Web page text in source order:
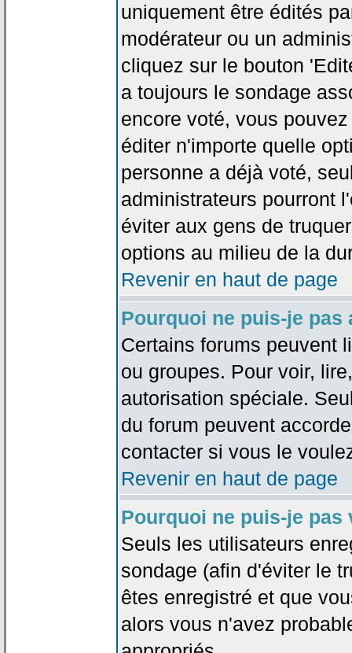
uniquement être édités
modérateur ou un
cliquez sur le bouton
a toujours le sondage
encore voté, vous
éditer n'importe quelle
personne a déjà voté,
administrateurs pourront
éviter aux gens de
options au milieu de la
Revenir en haut de page
Pourquoi ne puis-je pas
Certains forums peuvent
ou groupes. Pour voir,
autorisation spéciale.
du forum peuvent
contacter si vous le
Revenir en haut de page
Pourquoi ne puis-je pas
Seuls les utilisateurs
sondage (afin d'éviter le
êtes enregistré et que
alors vous n'avez